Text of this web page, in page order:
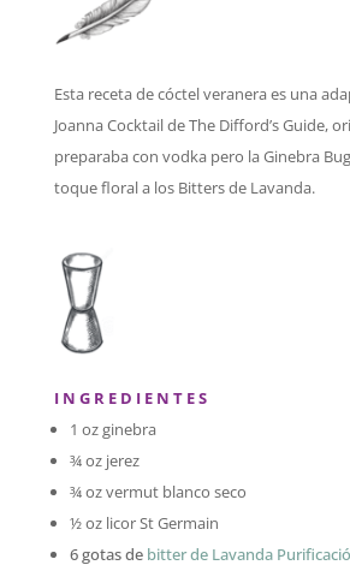
Esta receta de cóctel veranera es una
Joanna Cocktail de The Difford’s Guide,
preparaba con vodka pero la Ginebra
toque floral a los Bitters de Lavanda.
I N G R E D I E N T E S
1 oz ginebra
¾ oz jerez
¾ oz vermut blanco seco
½ oz licor St Germain
6 gotas de bitter de Lavanda